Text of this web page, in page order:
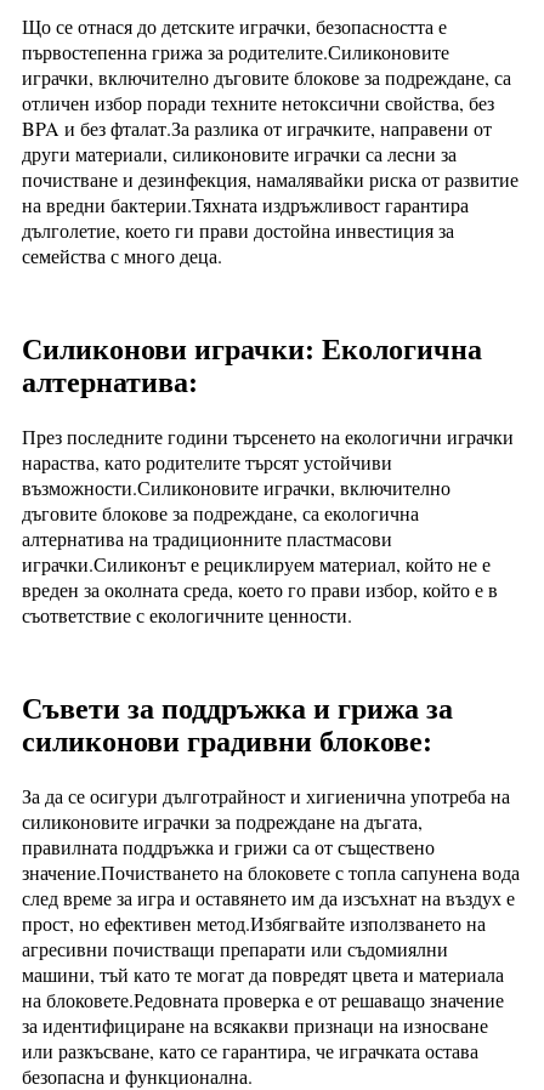
Що се отнася до детските играчки, безопасността е
първостепенна грижа за родителите.Силиконовите
играчки, включително дъговите блокове за подреждане, са
отличен избор поради техните нетоксични свойства, без
BPA и без фталат.За разлика от играчките, направени от
други материали, силиконовите играчки са лесни за
почистване и дезинфекция, намалявайки риска от развитие
на вредни бактерии.Тяхната издръжливост гарантира
дълголетие, което ги прави достойна инвестиция за
семейства с много деца.
Силиконови играчки: Екологична
алтернатива:
През последните години търсенето на екологични играчки
нараства, като родителите търсят устойчиви
възможности.Силиконовите играчки, включително
дъговите блокове за подреждане, са екологична
алтернатива на традиционните пластмасови
играчки.Силиконът е рециклируем материал, който не е
вреден за околната среда, което го прави избор, който е в
съответствие с екологичните ценности.
Съвети за поддръжка и грижа за
силиконови градивни блокове:
За да се осигури дълготрайност и хигиенична употреба на
силиконовите играчки за подреждане на дъгата,
правилната поддръжка и грижи са от съществено
значение.Почистването на блоковете с топла сапунена вода
след време за игра и оставянето им да изсъхнат на въздух е
прост, но ефективен метод.Избягвайте използването на
агресивни почистващи препарати или съдомиялни
машини, тъй като те могат да повредят цвета и материала
на блоковете.Редовната проверка е от решаващо значение
за идентифициране на всякакви признаци на износване
или разкъсване, като се гарантира, че играчката остава
безопасна и функционална.